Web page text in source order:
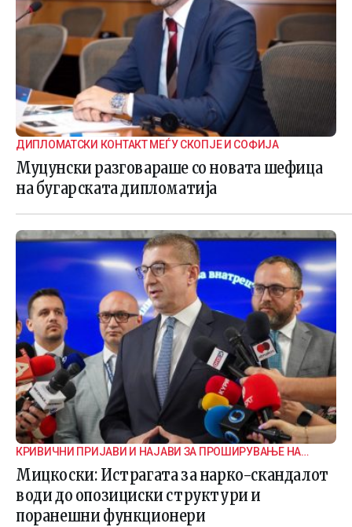
ДИПЛОМАТСКИ КОНТАКТ МЕЃУ СКОПЈЕ И СОФИЈА
Муцунски разговараше со новата шефица
на бугарската дипломатија
КРИВИЧНИ ПРИЈАВИ И НАЈАВИ ЗА ПРОШИРУВАЊЕ НА
ИСТРАГАТА
Мицкоски: Истрагата за нарко-скандалот
води до опозициски структури и
поранешни функционери